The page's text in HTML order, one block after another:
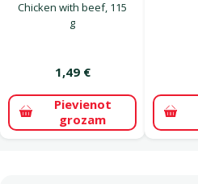
Chicken with beef, 115
g
1,49 €
Pievienot
grozam